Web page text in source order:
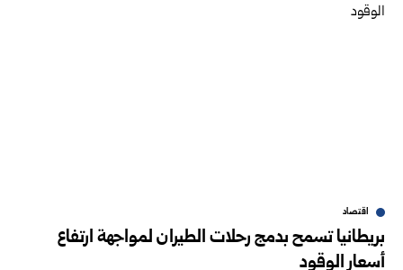
اقتصاد
بريطانيا تسمح بدمج رحلات الطيران لمواجهة ارتفاع
أسعار الوقود